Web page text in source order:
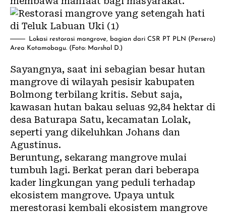
Lokasi restorasi mangrove, bagian dari CSR PT PLN (Persero)
Area Kotamobagu. (Foto: Marshal D.)
Sayangnya, saat ini sebagian besar hutan
mangrove di wilayah pesisir kabupaten
Bolmong terbilang kritis. Sebut saja,
kawasan hutan bakau seluas 92,84 hektar di
desa Baturapa Satu, kecamatan Lolak,
seperti yang dikeluhkan Johans dan
Agustinus.
Beruntung, sekarang mangrove mulai
tumbuh lagi. Berkat peran dari beberapa
kader lingkungan yang peduli terhadap
ekosistem mangrove. Upaya untuk
merestorasi kembali ekosistem mangrove